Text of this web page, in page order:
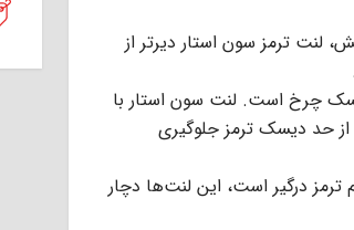
لنت ترمز سون استار دیرتر از
چرخ است. لنت سون استار با
حد دیسک ترمز جلوگیری
درگیر است، این لنت‌ها دچار